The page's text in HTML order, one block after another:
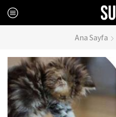
Ana Sayfa